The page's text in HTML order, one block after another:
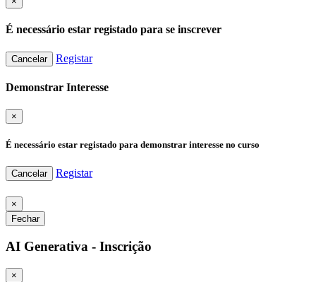
É necessário estar registado para se inscrever
Cancelar Registar
Demonstrar Interesse
×
É necessário estar registado para demonstrar interesse no curso
Cancelar Registar
×
Fechar
AI Generativa - Inscrição
×